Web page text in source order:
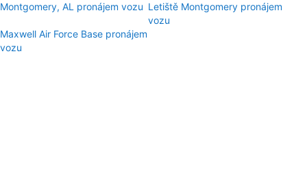
Montgomery, AL pronájem vozu Letiště Montgomery pronájem
vozu
Maxwell Air Force Base pronájem
vozu